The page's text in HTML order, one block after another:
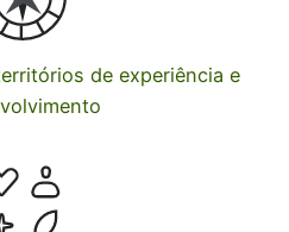
de experiência e